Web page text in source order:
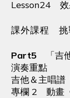
Lesson24 效
課外課程 挑
Part5 「吉
演奏重點
吉他＆主唱譜
專欄 2 動畫